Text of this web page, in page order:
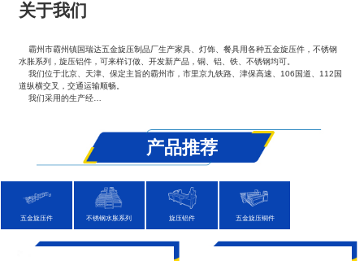
关于我们
霸州市霸州镇国瑞达五金旋压制品厂生产家具、灯饰、餐具用各种五金旋压件，不锈钢
水胀系列，旋压铝件，可来样订做、开发新产品，铜、铝、铁、不锈钢均可。
我们位于北京、天津、保定主旨的霸州市，市里京九铁路、津保高速、106国道、112国
道纵横交叉，交通运输顺畅。
我们采用的生产经…
产品推荐
五金旋压件 不锈钢水胀系列 旋压铝件 五金旋压铜件